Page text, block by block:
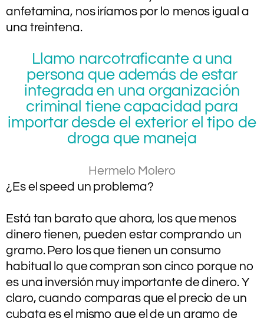
anfetamina, nos iríamos por lo menos igual a
una treintena.
Llamo narcotraficante a una
persona que además de estar
integrada en una organización
criminal tiene capacidad para
importar desde el exterior el tipo de
droga que maneja
Hermelo Molero
¿Es el speed un problema?
Está tan barato que ahora, los que menos
dinero tienen, pueden estar comprando un
gramo. Pero los que tienen un consumo
habitual lo que compran son cinco porque no
es una inversión muy importante de dinero. Y
claro, cuando comparas que el precio de un
cubata es el mismo que el de un gramo de